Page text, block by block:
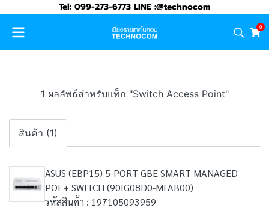
Tel: 099-273-6773 LINE :@technocom
0
1 ผลลัพธ์สำหรับแท็ก "Switch Access Point"
สินค้า (1)
ASUS (EBP15) 5-PORT GBE SMART MANAGED
POE+ SWITCH (90IG08D0-MFAB00)
รหัสสินค้า : 197105093959